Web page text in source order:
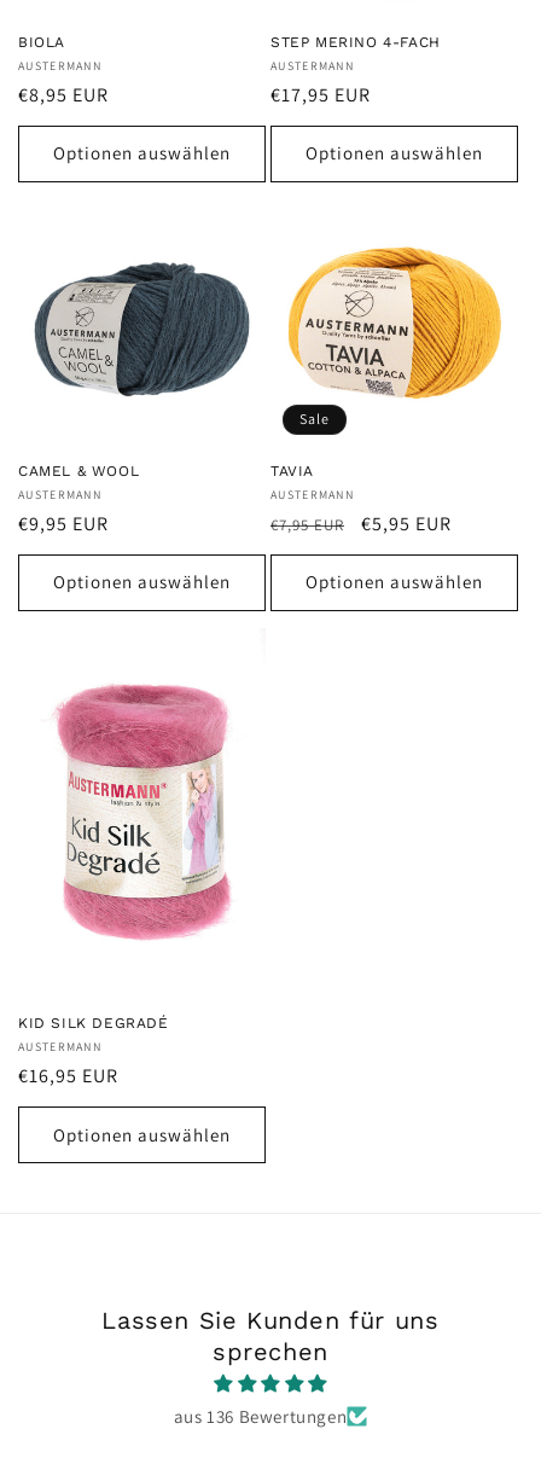
BIOLA
Anbieter:
AUSTERMANN
Normaler
Preis
€8,95 EUR
Optionen auswählen
STEP MERINO 4-FACH
Anbieter:
AUSTERMANN
Normaler
Preis
€17,95 EUR
Optionen auswählen
CAMEL & WOOL
Anbieter:
AUSTERMANN
Normaler
Preis
€9,95 EUR
Optionen auswählen
Sale
TAVIA
Anbieter:
AUSTERMANN
Normaler
Preis
€7,95 EUR Verkaufspreis
€5,95 EUR
Optionen auswählen
KID SILK DEGRADÉ
Anbieter:
AUSTERMANN
Normaler
Preis
€16,95 EUR
Optionen auswählen
Lassen Sie Kunden für uns
sprechen
aus 136 Bewertungen